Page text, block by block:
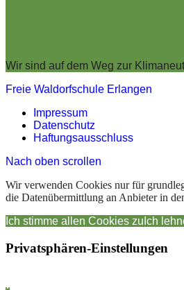
Wir sind auf dem Weg zur
Freie Waldorfschule Erlangen
Impressum
Datenschutz
Haftungsausschluss
Nach oben scrollen
Wir verwenden Cookies nur für
die Datenübermittlung an Anbieter in
Ich stimme allen Cookies zu Ich
Privatsphären-Einstellungen